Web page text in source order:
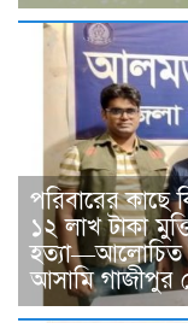
পরিবারের কাছে
১২ লাখ টাকা
হত্যা—আলোচিত
আসামি গাজীপুর